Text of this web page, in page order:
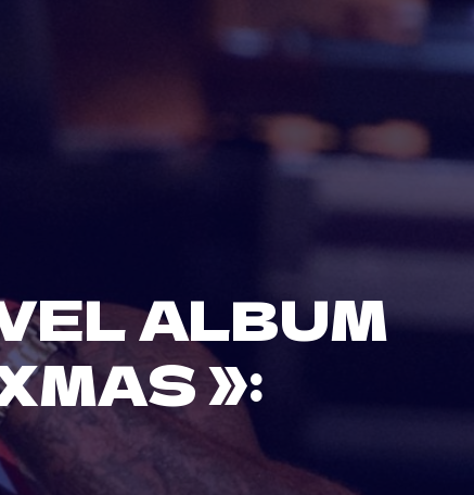
ALBUM
»: